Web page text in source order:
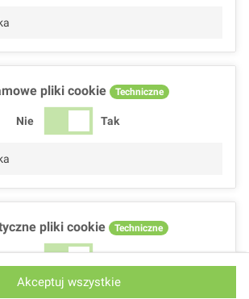
pliki cookie Techniczne
Nie Tak
pliki cookie Techniczne
Nie Tak
Akceptuj wszystkie